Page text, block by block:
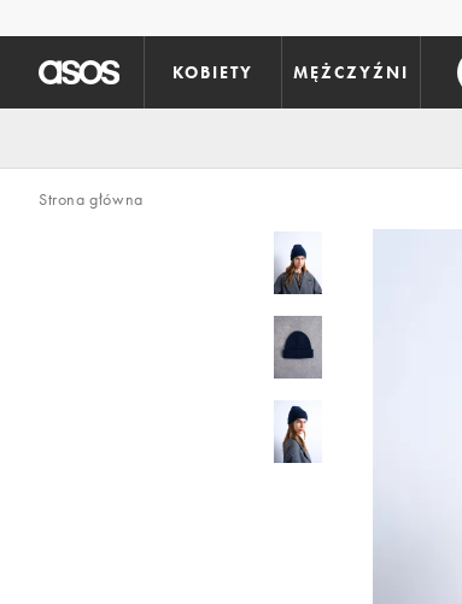
KOBIETY MĘŻCZYŹNI
Strona główna